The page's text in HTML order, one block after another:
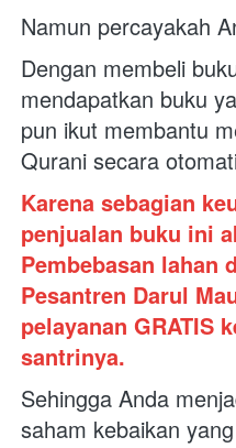
Namun percayakah
Dengan membeli
mendapatkan buku
pun ikut membantu
Qurani secara
Karena sebagian
penjualan buku ini
Pembebasan lahan
Pesantren Darul
pelayanan GRATIS
santrinya.
Sehingga Anda
saham kebaikan